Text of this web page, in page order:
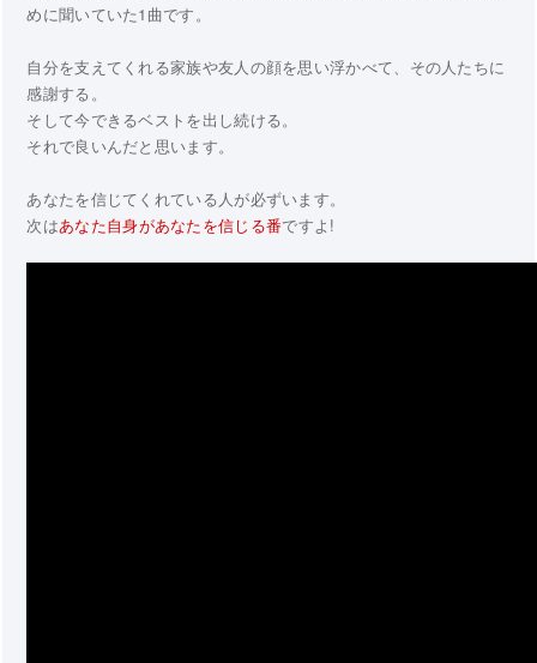
めに聞いていた1曲です。
自分を支えてくれる家族や友人の顔を思い浮かべて、その人たちに
感謝する。
そして今できるベストを出し続ける。
それで良いんだと思います。
あなたを信じてくれている人が必ずいます。
次はあなた自身があなたを信じる番ですよ!